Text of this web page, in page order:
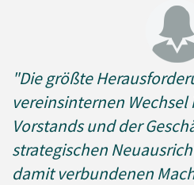
"Die größte
vereinsinternen Wechsel
Vorstands und der
strategischen
damit verbundenen